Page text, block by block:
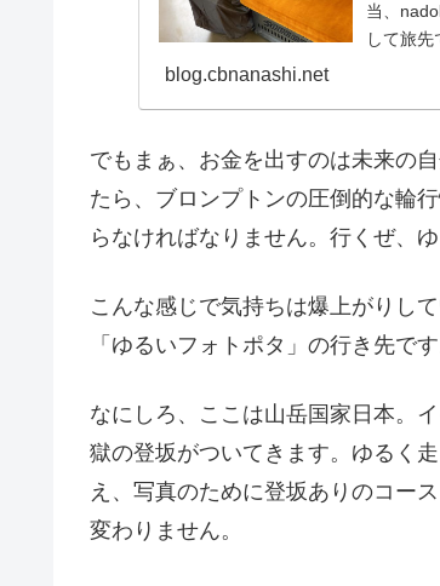
当、
して旅
blog.cbnanashi.net
でもまぁ、お金を出すのは未来の
たら、ブロンプトンの圧倒的な輪
らなければなりません。行くぜ、
こんな感じで気持ちは爆上がりし
「ゆるいフォトポタ」の行き先です
なにしろ、ここは山岳国家日本。
獄の登坂がついてきます。ゆるく
え、写真のために登坂ありのコー
変わりません。